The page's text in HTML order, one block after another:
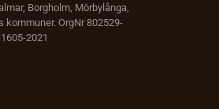
Borgholm, Mörbylånga,
kommuner. OrgNr 802529-
2021